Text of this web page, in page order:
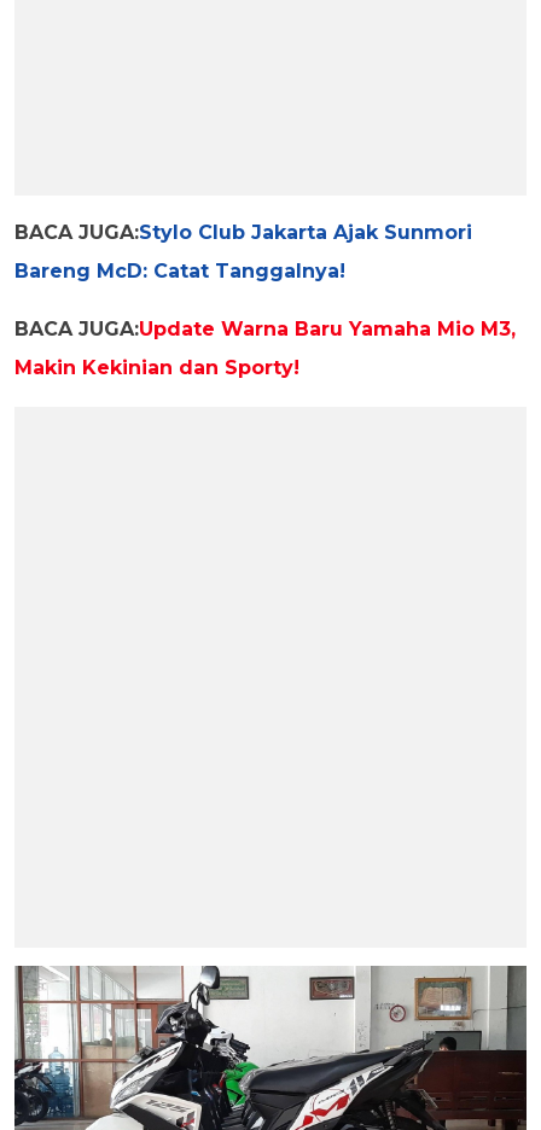
BACA JUGA:Stylo Club Jakarta Ajak Sunmori
Bareng McD: Catat Tanggalnya!
BACA JUGA:Update Warna Baru Yamaha Mio M3,
Makin Kekinian dan Sporty!